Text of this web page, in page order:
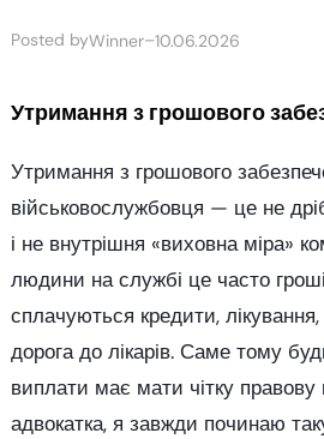
Posted byWinner–10.06.2026
Утримання з грошового
Утримання з грошового
військовослужбовця — це не
і не внутрішня «виховна міра»
людини на службі це часто
сплачуються кредити,
дорога до лікарів. Саме тому
виплати має мати чітку правову
адвокатка, я завжди починаю